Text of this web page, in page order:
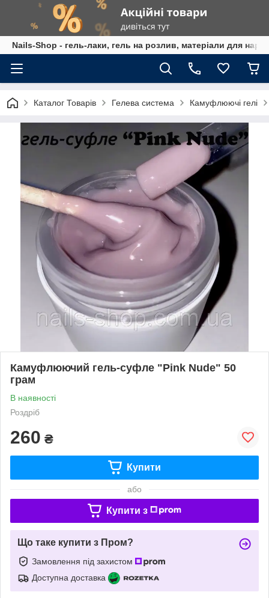
Nails-Shop - гель-лаки, гель на розлив, матеріали для
Каталог Товарів Гелева система Камуфлюючі гелі
Камуфлюючий гель-суфле "Pink Nude" 50
грам
В наявності
Роздріб
260 ₴
Купити
або
Купити з
Що таке купити з Пром?
Замовлення під захистом
Доступна доставка